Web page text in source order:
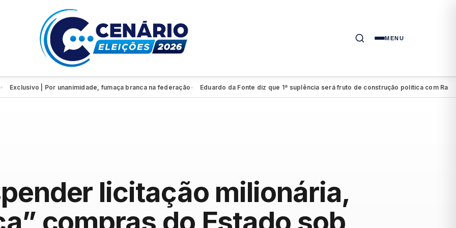
MENU
| Por unanimidade, fumaça branca na federação● Eduardo da Fonte diz que 1ª suplência será fruto de construção política com Raquel●
licitação milionária,